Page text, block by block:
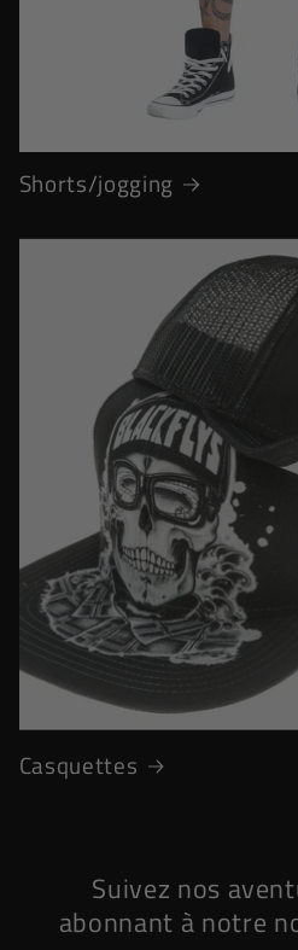
Shorts/jogging
Casquettes
Suivez nos
abonnant à notre